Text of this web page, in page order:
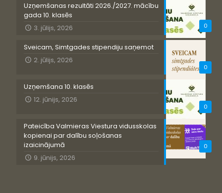
0
Uzņemšanas rezultāti 2026./2027. mācību
gada 10. klasēs
3. jūlijs, 2026
0
Sveicam, Simtgades stipendiju saņemot
2. jūlijs, 2026
0
Uzņemšana 10. klasēs
12. jūnijs, 2026
0
Pateicība Valmieras Viestura vidusskolas
kopienai par dalību soļošanas
izaicinājumā
9. jūnijs, 2026